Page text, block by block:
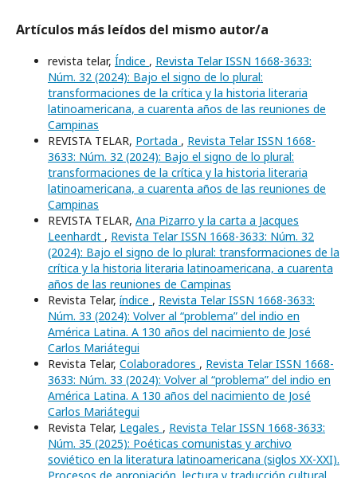
Artículos más leídos del mismo autor/a
revista telar, Índice , Revista Telar ISSN 1668-3633:
Núm. 32 (2024): Bajo el signo de lo plural:
transformaciones de la crítica y la historia literaria
latinoamericana, a cuarenta años de las reuniones de
Campinas
REVISTA TELAR, Portada , Revista Telar ISSN 1668-
3633: Núm. 32 (2024): Bajo el signo de lo plural:
transformaciones de la crítica y la historia literaria
latinoamericana, a cuarenta años de las reuniones de
Campinas
REVISTA TELAR, Ana Pizarro y la carta a Jacques
Leenhardt , Revista Telar ISSN 1668-3633: Núm. 32
(2024): Bajo el signo de lo plural: transformaciones de la
crítica y la historia literaria latinoamericana, a cuarenta
años de las reuniones de Campinas
Revista Telar, índice , Revista Telar ISSN 1668-3633:
Núm. 33 (2024): Volver al “problema” del indio en
América Latina. A 130 años del nacimiento de José
Carlos Mariátegui
Revista Telar, Colaboradores , Revista Telar ISSN 1668-
3633: Núm. 33 (2024): Volver al “problema” del indio en
América Latina. A 130 años del nacimiento de José
Carlos Mariátegui
Revista Telar, Legales , Revista Telar ISSN 1668-3633:
Núm. 35 (2025): Poéticas comunistas y archivo
soviético en la literatura latinoamericana (siglos XX-XXI).